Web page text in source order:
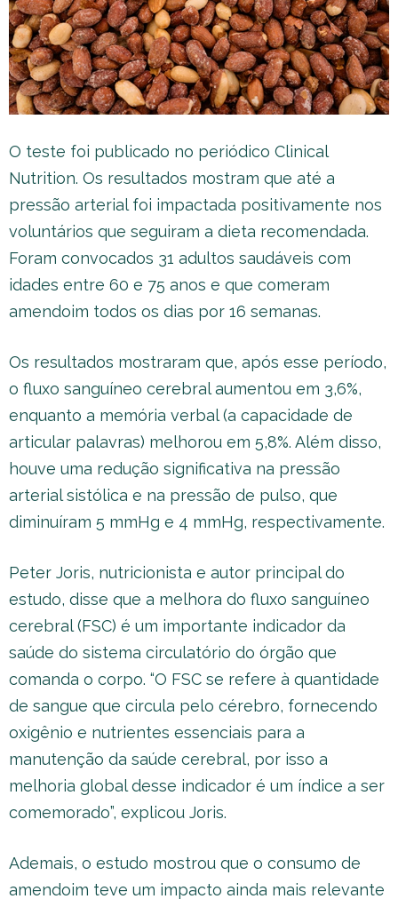
O teste foi publicado no periódico Clinical
Nutrition. Os resultados mostram que até a
pressão arterial foi impactada positivamente nos
voluntários que seguiram a dieta recomendada.
Foram convocados 31 adultos saudáveis com
idades entre 60 e 75 anos e que comeram
amendoim todos os dias por 16 semanas.
Os resultados mostraram que, após esse período,
o fluxo sanguíneo cerebral aumentou em 3,6%,
enquanto a memória verbal (a capacidade de
articular palavras) melhorou em 5,8%. Além disso,
houve uma redução significativa na pressão
arterial sistólica e na pressão de pulso, que
diminuíram 5 mmHg e 4 mmHg, respectivamente.
Peter Joris, nutricionista e autor principal do
estudo, disse que a melhora do fluxo sanguíneo
cerebral (FSC) é um importante indicador da
saúde do sistema circulatório do órgão que
comanda o corpo. “O FSC se refere à quantidade
de sangue que circula pelo cérebro, fornecendo
oxigênio e nutrientes essenciais para a
manutenção da saúde cerebral, por isso a
melhoria global desse indicador é um índice a ser
comemorado”, explicou Joris.
Ademais, o estudo mostrou que o consumo de
amendoim teve um impacto ainda mais relevante